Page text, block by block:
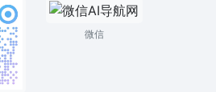
微信